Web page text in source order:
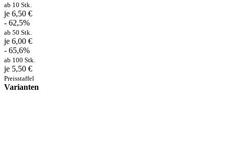
ab 10 Stk.
je 6,50 €
- 62,5%
ab 50 Stk.
je 6,00 €
- 65,6%
ab 100 Stk.
je 5,50 €
Preisstaffel
Varianten